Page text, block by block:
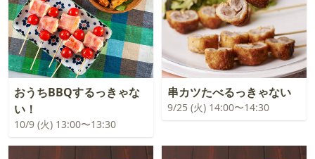
おうちBBQするっきゃな
い！
10/9 (火) 13:00〜13:30
串カツたべるっきゃない
9/25 (火) 14:00〜14:30